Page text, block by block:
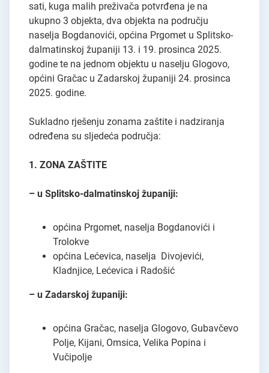
sati, kuga malih preživača potvrđena je na
ukupno 3 objekta, dva objekta na području
naselja Bogdanovići, općina Prgomet u Splitsko-
dalmatinskoj županiji 13. i 19. prosinca 2025.
godine te na jednom objektu u naselju Glogovo,
općini Gračac u Zadarskoj županiji 24. prosinca
2025. godine.
Sukladno rješenju zonama zaštite i nadziranja
određena su sljedeća područja:
1. ZONA ZAŠTITE
– u Splitsko-dalmatinskoj županiji:
općina Prgomet, naselja Bogdanovići i
Trolokve
općina Lećevica, naselja Divojevići,
Kladnjice, Lećevica i Radošić
– u Zadarskoj županiji:
općina Gračac, naselja Glogovo, Gubavčevo
Polje, Kijani, Omsica, Velika Popina i
Vučipolje